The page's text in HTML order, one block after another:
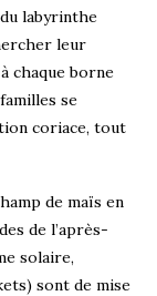
labyrinthe
leur
chaque borne
se
coriace, tout
de maïs en
de l’après-
solaire,
sont de mise